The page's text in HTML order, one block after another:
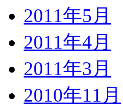
2011年5月
2011年4月
2011年3月
2010年11月